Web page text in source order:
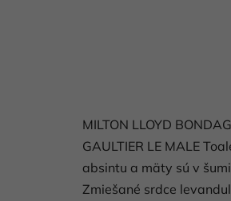
MILTON LLOYD
GAULTIER LE MALE
absintu a mäty sú v
Zmiešané srdce